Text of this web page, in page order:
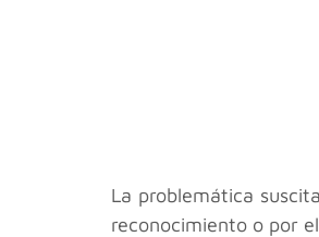
La problemática
reconocimiento o por